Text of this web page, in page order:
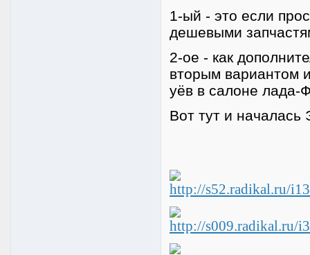
1-ый - это если
дешевыми
2-ое - как
вторым вариантом
уёв в салоне лада-
Вот тут и